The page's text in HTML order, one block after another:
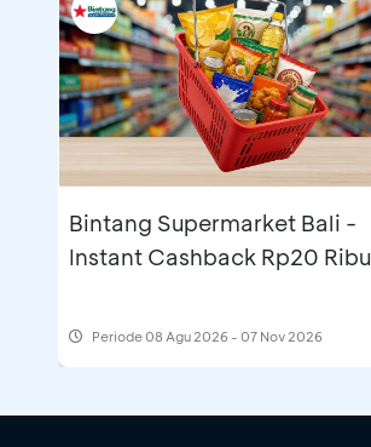
Bintang Supermarket Bali -
Instant Cashback Rp20 Ribu
Periode08 Agu 2026 - 07 Nov 2026